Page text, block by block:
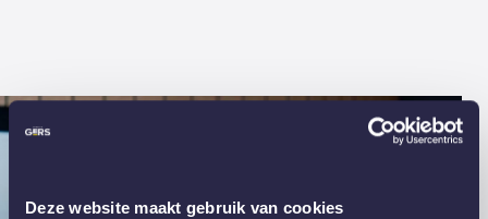
Deze website maakt gebruik van cookies